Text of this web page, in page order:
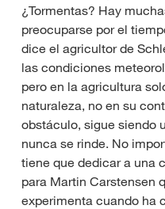
¿Tormentas? Hay
preocuparse por el
dice el agricultor de
las condiciones
pero en la agricultura
naturaleza, no en su
obstáculo, sigue siendo
nunca se rinde. No
tiene que dedicar a una
para Martin Carstensen
experimenta cuando ha